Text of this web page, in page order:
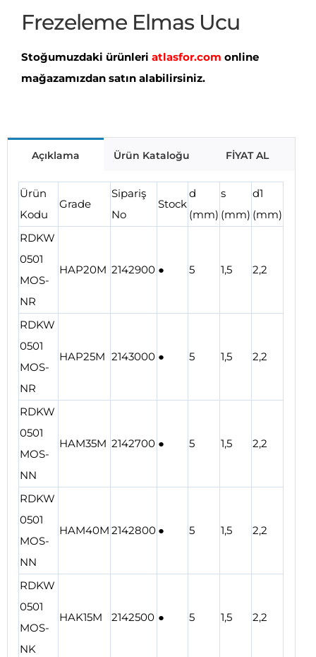
Frezeleme Elmas Ucu
Stoğumuzdaki ürünleri atlasfor.com online
mağazamızdan satın alabilirsiniz.
Açıklama Ürün Kataloğu FİYAT AL
Ürün
Kodu
Grade
Sipariş
No
Stock
d
(mm)
s
(mm)
d1
(mm)
RDKW
0501
MOS-
NR
HAP20M 2142900 ● 5 1,5 2,2
RDKW
0501
MOS-
NR
HAP25M 2143000 ● 5 1,5 2,2
RDKW
0501
MOS-
NN
HAM35M 2142700 ● 5 1,5 2,2
RDKW
0501
MOS-
NN
HAM40M 2142800 ● 5 1,5 2,2
RDKW
0501
MOS-
NK
HAK15M 2142500 ● 5 1,5 2,2